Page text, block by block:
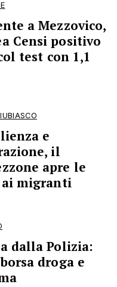
a Mezzovico,
Censi positivo
test con 1,1
e
il
apre le
migranti
dalla Polizia:
droga e